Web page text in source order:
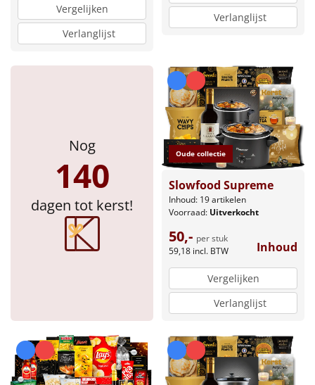
Vergelijken
Verlanglijst
Verlanglijst
Nog
140
dagen tot kerst!
Oude collectie
Slowfood Supreme
Inhoud: 19 artikelen
Voorraad: Uitverkocht
50,- per stuk
59,18 incl. BTW Inhoud
Vergelijken
Verlanglijst